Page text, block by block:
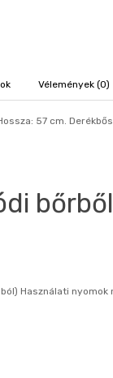
Vélemények (0)
57 cm.
bőrből
Használati nyomok